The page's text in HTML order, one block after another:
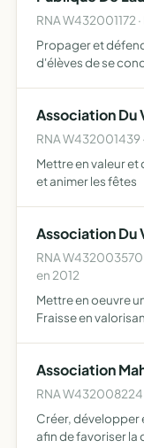
RNA W432001172
Propager et
d'élèves de se
Association Du
RNA W432001439
Mettre en valeur
et animer les fêtes
Association Du
RNA W432003570
en 2012
Mettre en oeuvre
Fraisse en
Association
RNA W432008224
Créer, développer
afin de favoriser la